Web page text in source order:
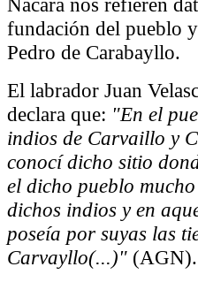
fundación del pueblo
Pedro de Carabayllo.
El labrador Juan
declara que: "En el
indios de Carvaillo y
conocí dicho sitio
el dicho pueblo
dichos indios y en
poseía por suyas las
Carvayllo(...)" (AGN).